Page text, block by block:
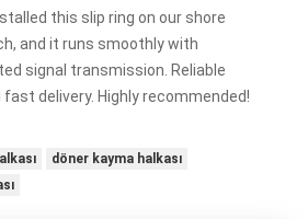
this slip ring on our shore
and it runs smoothly with
signal transmission. Reliable
delivery. Highly recommended!
döner kayma halkası